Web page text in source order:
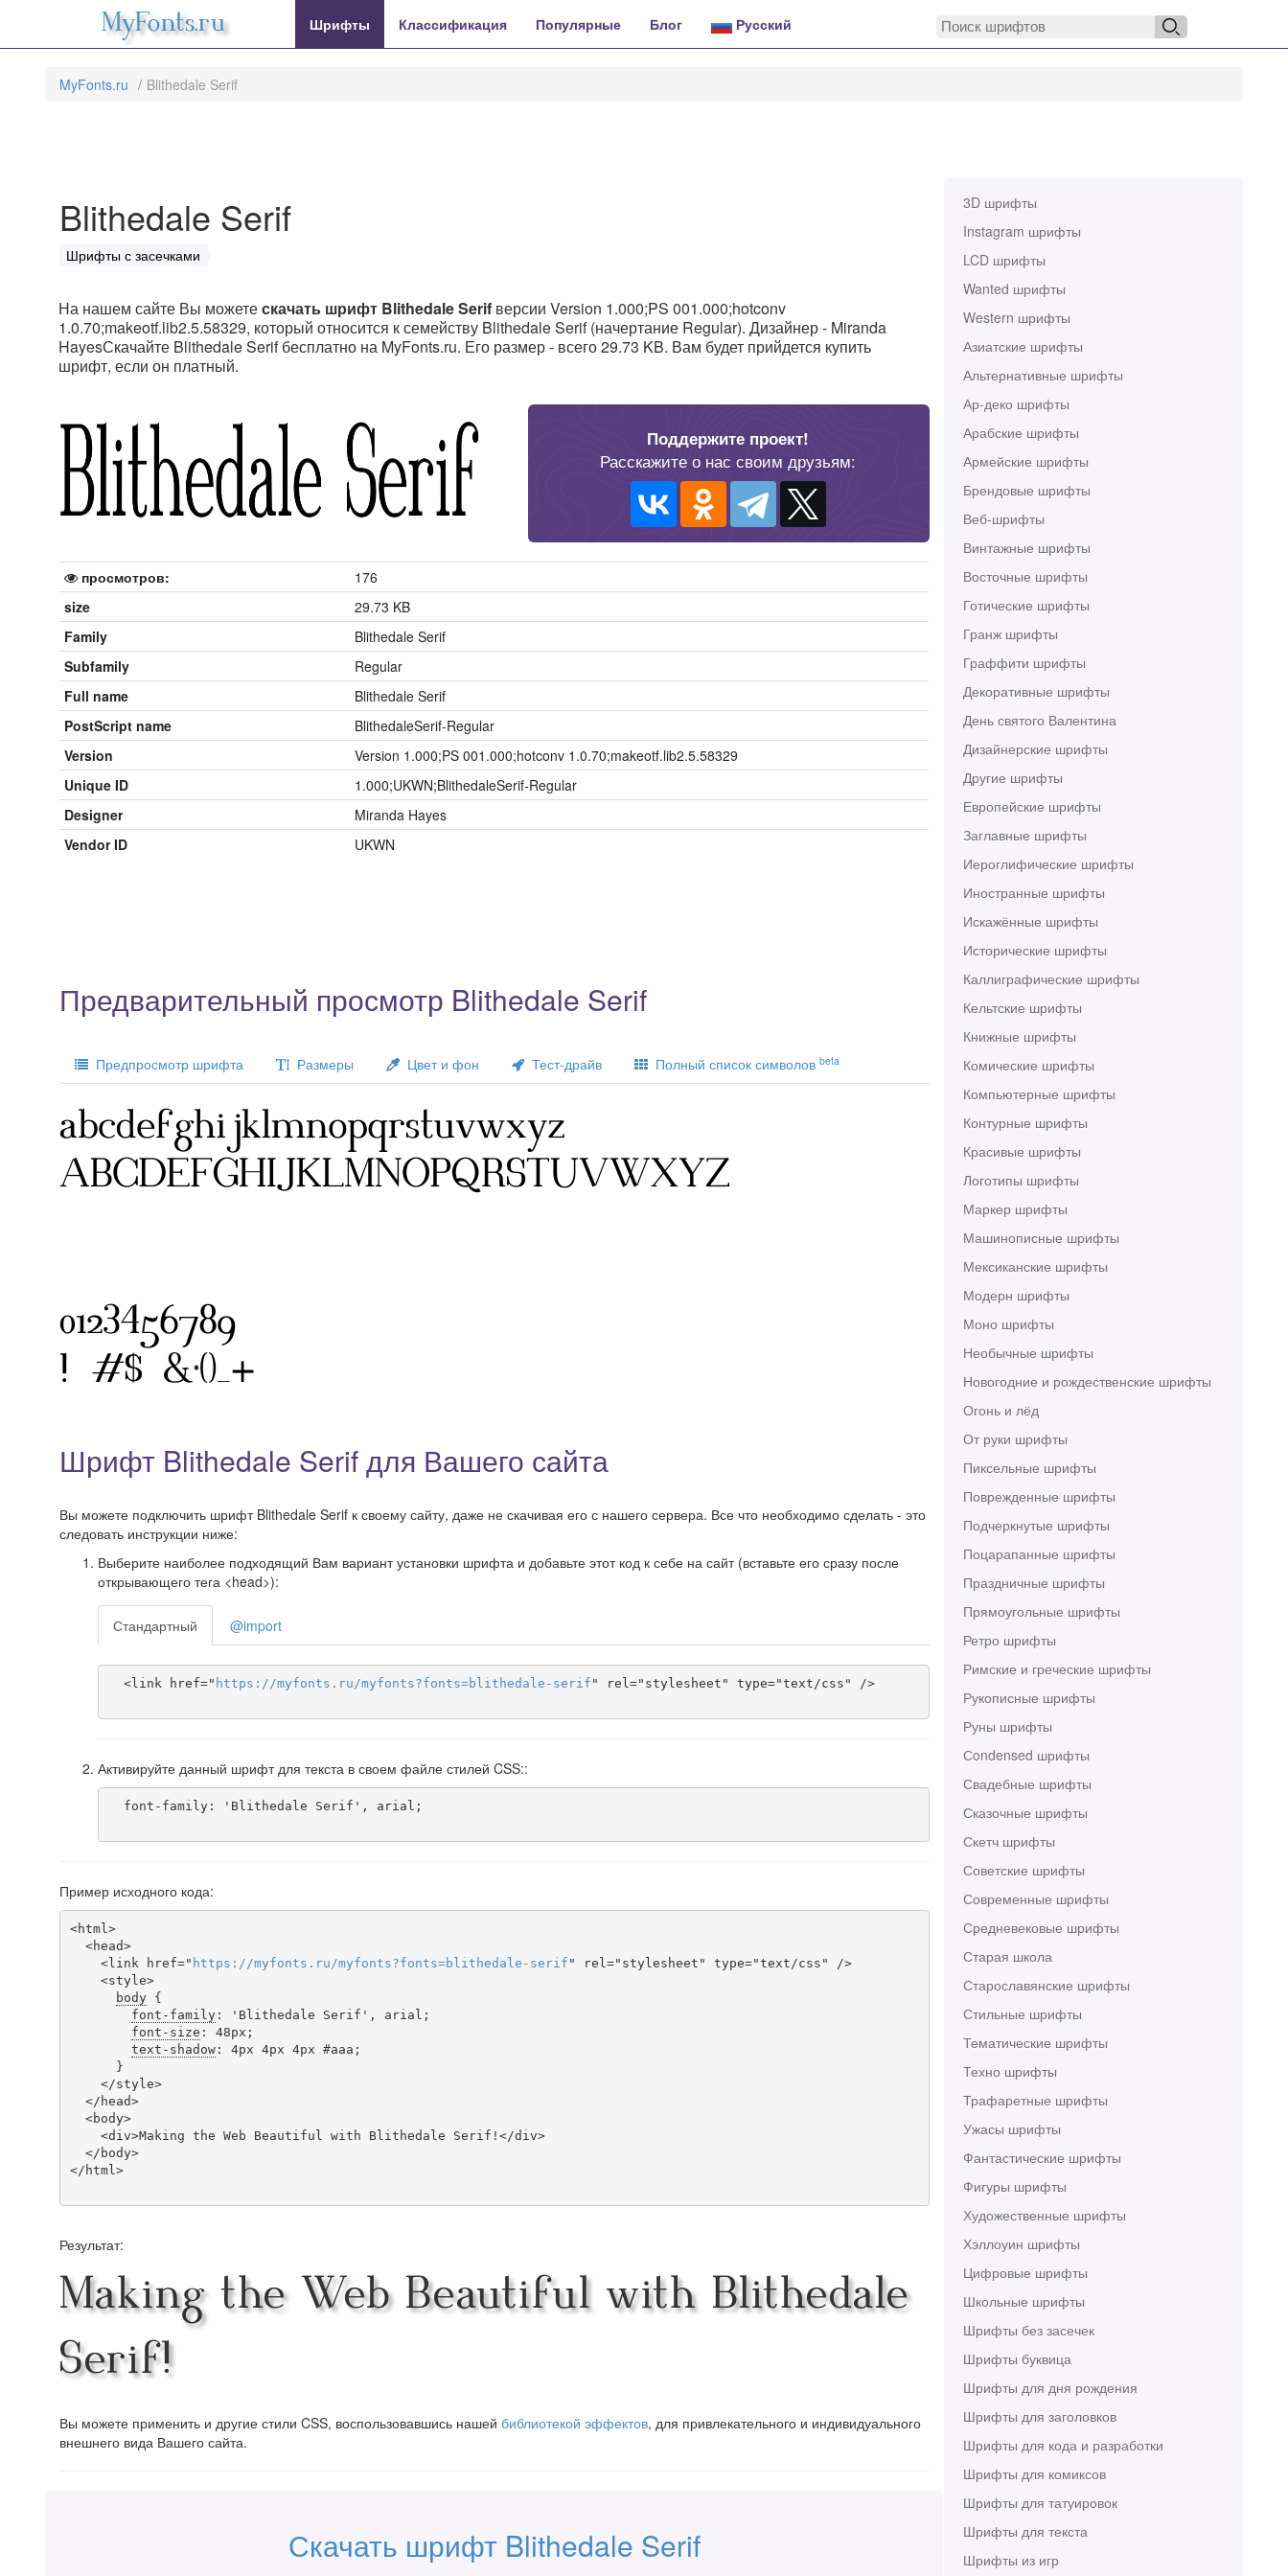
MyFonts.ru Шрифты Классификация Популярные Блог Русский
MyFonts.ru Blithedale Serif
3D шрифты
Instagram шрифты
LCD шрифты
Wanted шрифты
Western шрифты
Азиатские шрифты
Альтернативные шрифты
Ар-деко шрифты
Арабские шрифты
Армейские шрифты
Брендовые шрифты
Веб-шрифты
Винтажные шрифты
Восточные шрифты
Готические шрифты
Гранж шрифты
Граффити шрифты
Декоративные шрифты
День святого Валентина
Дизайнерские шрифты
Другие шрифты
Европейские шрифты
Заглавные шрифты
Иероглифические шрифты
Иностранные шрифты
Искажённые шрифты
Исторические шрифты
Каллиграфические шрифты
Кельтские шрифты
Книжные шрифты
Комические шрифты
Компьютерные шрифты
Контурные шрифты
Красивые шрифты
Логотипы шрифты
Маркер шрифты
Машинописные шрифты
Мексиканские шрифты
Модерн шрифты
Моно шрифты
Необычные шрифты
Новогодние и рождественские шрифты
Огонь и лёд
От руки шрифты
Пиксельные шрифты
Поврежденные шрифты
Подчеркнутые шрифты
Поцарапанные шрифты
Праздничные шрифты
Прямоугольные шрифты
Ретро шрифты
Римские и греческие шрифты
Рукописные шрифты
Руны шрифты
Сondensed шрифты
Свадебные шрифты
Сказочные шрифты
Скетч шрифты
Советские шрифты
Современные шрифты
Средневековые шрифты
Старая школа
Старославянские шрифты
Стильные шрифты
Тематические шрифты
Техно шрифты
Трафаретные шрифты
Ужасы шрифты
Фантастические шрифты
Фигуры шрифты
Художественные шрифты
Хэллоуин шрифты
Цифровые шрифты
Школьные шрифты
Шрифты без засечек
Шрифты буквица
Шрифты для дня рождения
Шрифты для заголовков
Шрифты для кода и разработки
Шрифты для комиксов
Шрифты для татуировок
Шрифты для текста
Шрифты из игр
Blithedale Serif
Шрифты с засечками
На нашем сайте Вы можетескачать шрифт Blithedale Serif версии Version 1.000;PS 001.000;hotconv
1.0.70;makeotf.lib2.5.58329, который относится к семейству Blithedale Serif (начертание Regular). Дизайнер - Miranda
HayesСкачайте Blithedale Serif бесплатно на MyFonts.ru. Его размер - всего 29.73 KB. Вам будет прийдется купить
шрифт, если он платный.
Поддержите проект!
Расскажите о нас своим друзьям:
просмотров:
176
size
29.73 KB
Family
Blithedale Serif
Subfamily
Regular
Full name
Blithedale Serif
PostScript name
BlithedaleSerif-Regular
Version
Version 1.000;PS 001.000;hotconv 1.0.70;makeotf.lib2.5.58329
Unique ID
1.000;UKWN;BlithedaleSerif-Regular
Designer
Miranda Hayes
Vendor ID
UKWN
Предварительный просмотр Blithedale Serif
Предпросмотр шрифта Размеры Цвет и фон Тест-драйв Полный список символов beta
Шрифт Blithedale Serif для Вашего сайта
Вы можете подключить шрифт Blithedale Serif к своему сайту, даже не скачивая его с нашего сервера. Все что необходимо сделать - это
следовать инструкции ниже:
Выберите наиболее подходящий Вам вариант установки шрифта и добавьте этот код к себе на сайт (вставьте его сразу после
открывающего тега <head>):
Стандартный @import
  <link href="
https ://myfonts . ru /myfonts?fonts=blithedale-serif " rel="stylesheet" type="text/css" />
Активируйте данный шрифт для текста в своем файле стилей CSS::
Пример исходного кода:
<html>
    <link href="
https ://myfonts . ru /myfonts?fonts=blithedale-serif " rel="stylesheet" type="text/css" />
body {
font-family: 'Blithedale Serif', arial;
font-size : 48px;
text-shadow: 4px 4px 4px #aaa;
</html>
Результат:
Making the Web Beautiful with Blithedale
Serif!
Вы можете применить и другие стили CSS, воспользовавшись нашей библиотекой эффектов, для привлекательного и индивидуального
внешнего вида Вашего сайта.
Скачать шрифт Blithedale Serif